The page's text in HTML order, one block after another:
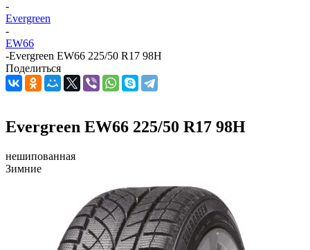
-
Evergreen
-
EW66
-Evergreen EW66 225/50 R17 98H
Поделиться
Evergreen EW66 225/50 R17 98H
нешипованная
Зимние